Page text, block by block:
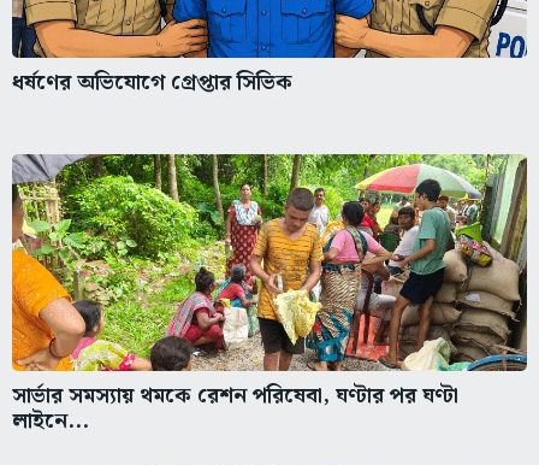
ধর্ষণের অভিযোগে গ্রেপ্তার সিভিক
সার্ভার সমস্যায় থমকে রেশন পরিষেবা, ঘণ্টার পর ঘণ্টা
লাইনে...